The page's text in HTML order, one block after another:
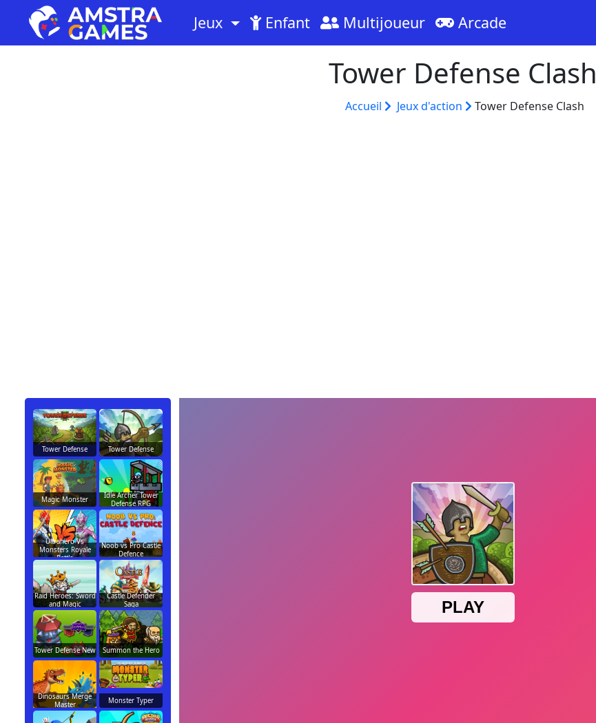
Jeux Enfant Multijoueur Arcade
Tower Defense Clash
Accueil Jeux d'action Tower Defense Clash
Tower Defense Tower Defense
Magic Monster
Idle Archer Tower
Defense RPG
Ultrahero Vs
Monsters Royale
Battle
Noob vs Pro Castle
Defence
Raid Heroes: Sword
and Magic
Castle Defender
Saga
Tower Defense New Summon the Hero
Dinosaurs Merge
Master
Monster Typer